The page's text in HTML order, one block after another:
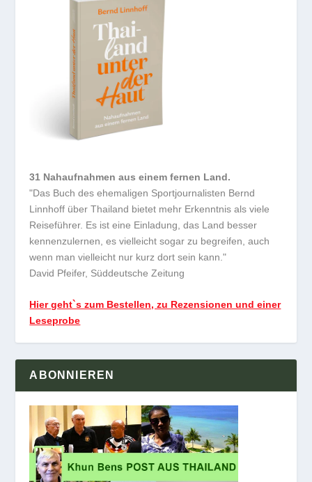
31 Nahaufnahmen aus einem fernen Land.
"Das Buch des ehemaligen Sportjournalisten Bernd
Linnhoff über Thailand bietet mehr Erkenntnis als viele
Reiseführer. Es ist eine Einladung, das Land besser
kennenzulernen, es vielleicht sogar zu begreifen, auch
wenn man vielleicht nur kurz dort sein kann."
David Pfeifer, Süddeutsche Zeitung
Hier geht`s zum Bestellen, zu Rezensionen und einer
Leseprobe
ABONNIEREN